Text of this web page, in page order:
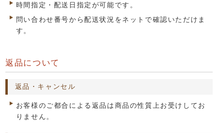
時間指定・配送日指定が可能です。
問い合わせ番号から配送状況をネットで確認いただけま
す。
返品について
返品・キャンセル
お客様のご都合による返品は商品の性質上お受けしてお
りません。